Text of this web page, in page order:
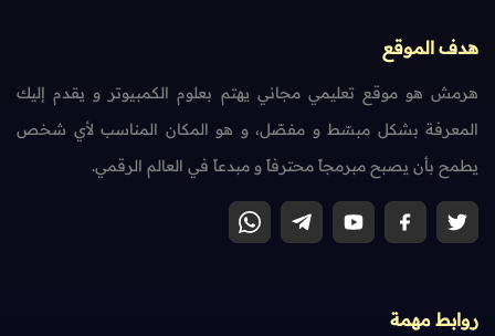
هدف الموقع
هرمش هو موقع تعليمي مجاني يهتم بعلوم الكمبيوتر و يقدم إليك
المعرفة بشكل مبسّط و مفصّل، و هو المكان المناسب لأي شخص
يطمح بأن يصبح مبرمجاً محترفاً و مبدعاً في العالم الرقمي.
روابط مهمة